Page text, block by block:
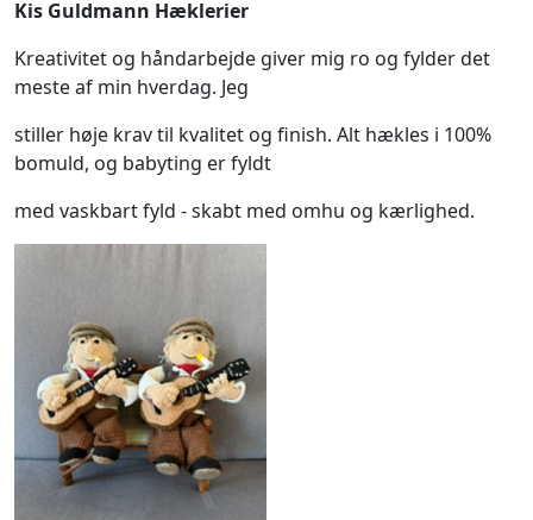
Kis Guldmann Hæklerier
Kreativitet og håndarbejde giver mig ro og fylder det
meste af min hverdag. Jeg
stiller høje krav til kvalitet og finish. Alt hækles i 100%
bomuld, og babyting er fyldt
med vaskbart fyld - skabt med omhu og kærlighed.